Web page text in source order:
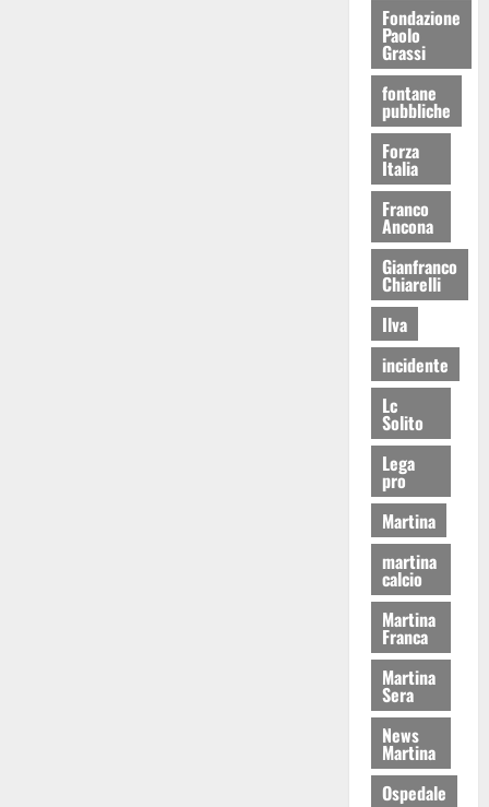
Fondazione
Paolo
Grassi
fontane
pubbliche
Forza
Italia
Franco
Ancona
Gianfranco
Chiarelli
Ilva
incidente
Lc
Solito
Lega
pro
Martina
martina
calcio
Martina
Franca
Martina
Sera
News
Martina
Ospedale